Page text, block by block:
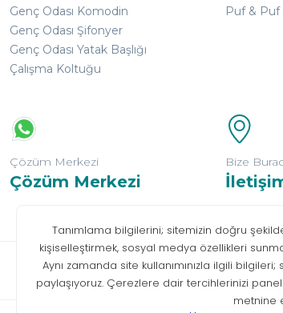
Genç Odası Komodin
Genç Odası Şifonyer
Genç Odası Yatak Başlığı
Çalışma Koltuğu
Puf &
Çözüm Merkezi
Çözüm Merkezi
Bize